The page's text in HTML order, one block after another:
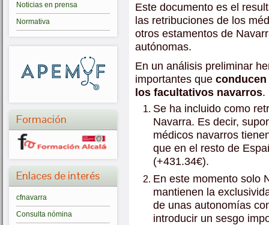
Noticias en prensa
Normativa
Formación
Enlaces de interés
cfnavarra
Consulta nómina
Este documento es el
las retribuciones de los
otros estamentos de
autónomas.
En un análisis preliminar
importantes que
los facultativos navarros.
Se ha incluido como
Navarra. Es decir,
médicos navarros
que en el resto de
(+431.34€).
En este momento solo
mantienen la
de unas autonomías
introducir un sesgo